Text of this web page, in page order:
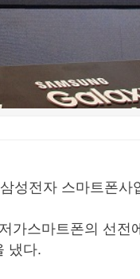
성전자 스마트폰사
가스마트폰의 선전
냈다.